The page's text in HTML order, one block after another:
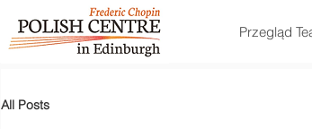
Przegląd
All Posts